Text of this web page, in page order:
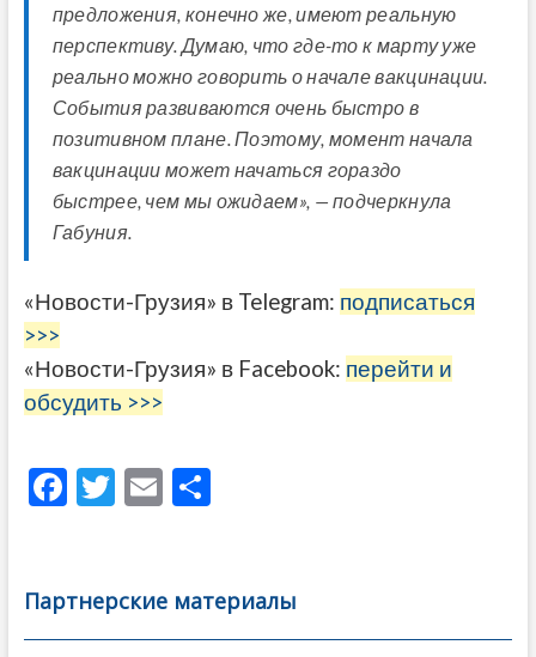
предложения, конечно же, имеют реальную
перспективу. Думаю, что где-то к марту уже
реально можно говорить о начале вакцинации.
События развиваются очень быстро в
позитивном плане. Поэтому, момент начала
вакцинации может начаться гораздо
быстрее, чем мы ожидаем», — подчеркнула
Габуния.
«Новости-Грузия» в Telegram: подписаться
>>>
«Новости-Грузия» в Facebook: перейти и
обсудить >>>
F
b
o
T
er
E
l
О
а
в
Партнерские материалы